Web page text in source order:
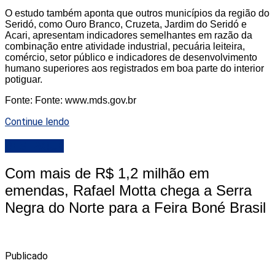
O estudo também aponta que outros municípios da região do
Seridó, como Ouro Branco, Cruzeta, Jardim do Seridó e
Acari, apresentam indicadores semelhantes em razão da
combinação entre atividade industrial, pecuária leiteira,
comércio, setor público e indicadores de desenvolvimento
humano superiores aos registrados em boa parte do interior
potiguar.
Fonte: Fonte: www.mds.gov.br
Continue lendo
Com mais de R$ 1,2 milhão em
emendas, Rafael Motta chega a Serra
Negra do Norte para a Feira Boné Brasil
Publicado